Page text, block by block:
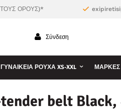
ΟΡΟΥΣ)*
Σύνδεση
ΓΥΝΑΙΚΕΊΑ ΡΟΎΧΑ XS-XXL ΜΆΡΚΕΣ
belt Black,